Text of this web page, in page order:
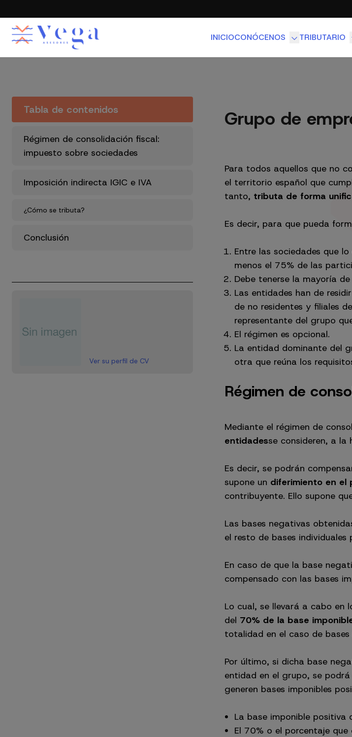
INICIOCONÓCENOS TRIBUTARIO
Tabla de contenidos
Régimen de consolidación fiscal:
impuesto sobre sociedades
Imposición indirecta IGIC e IVA
¿Cómo se tributa?
Conclusión
Ver su perfil de CV
Grupo de
Para todos aquellos que no
el territorio español que
tanto, tributa de forma
Es decir, para que pueda
Entre las sociedades que
menos el 75% de las
Debe tenerse la mayoría
Las entidades han de
de no residentes y filiales
representante del grupo
El régimen es opcional.
La entidad dominante del
otra que reúna los
Régimen de
Mediante el régimen de
entidadesse consideren, a
Es decir, se podrán
supone un diferimiento en el
contribuyente. Ello supone
Las bases negativas
el resto de bases
En caso de que la base
compensado con las bases
Lo cual, se llevará a cabo en
del 70% de la base
totalidad en el caso de
Por último, si dicha base
entidad en el grupo, se
generen bases imponibles
La base imponible positiva
El 70% o el porcentaje